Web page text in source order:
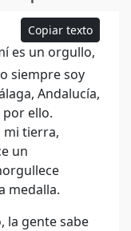
Copiar texto
es un orgullo,
siempre soy
Andalucía,
por ello.
mi tierra,
un
medalla.
la gente sabe